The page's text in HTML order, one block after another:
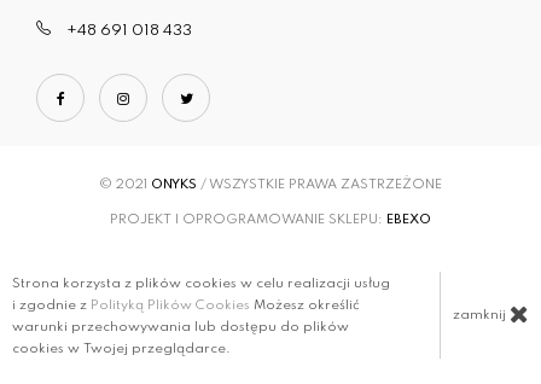
+48 691 018 433
© 2021 ONYKS / WSZYSTKIE PRAWA ZASTRZEŻONE
PROJEKT I OPROGRAMOWANIE SKLEPU: EBEXO
Strona korzysta z plików cookies w celu realizacji usług
i zgodnie z Polityką Plików Cookies Możesz określić
warunki przechowywania lub dostępu do plików
cookies w Twojej przeglądarce.
zamknij